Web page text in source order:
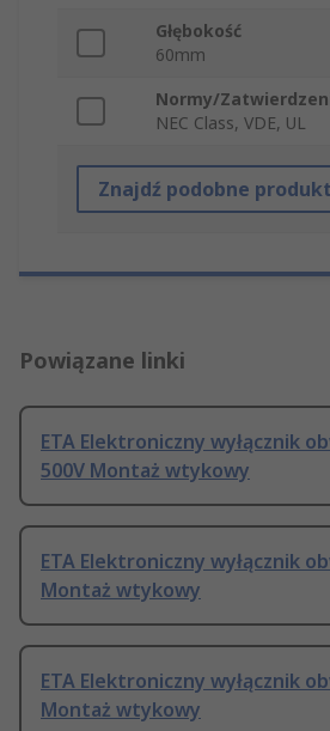
Głębokość
60mm
Normy/
NEC Class, VDE, UL
Znajdź podobne
Powiązane linki
ETA Elektroniczny wyłącznik
500V Montaż wtykowy
ETA Elektroniczny wyłącznik
Montaż wtykowy
ETA Elektroniczny wyłącznik
Montaż wtykowy